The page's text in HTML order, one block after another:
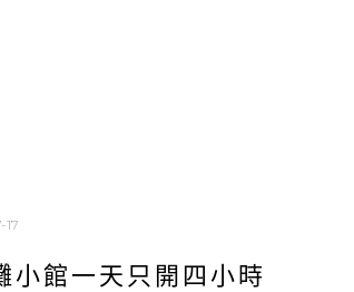
小館一天只開四小時